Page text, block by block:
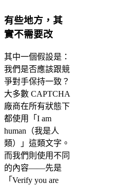
有些地方，其
實不需要改
其中一個假設是：
我們是否應該跟競
爭對手保持一致？
大多數 CAPTCHA
廠商在所有狀態下
都使用「I am
human（我是人
類）」這類文字。
而我們則使用不同
的內容——先是
「Verify you are